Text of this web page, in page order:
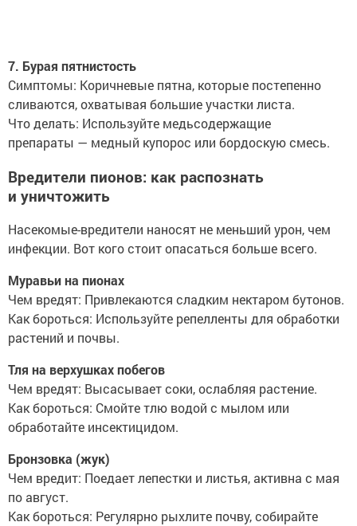
7. Бурая пятнистость
Симптомы: Коричневые пятна, которые постепенно
сливаются, охватывая большие участки листа.
Что делать: Используйте медьсодержащие
препараты — медный купорос или бордоскую смесь.
Вредители пионов: как распознать
и уничтожить
Насекомые-вредители наносят не меньший урон, чем
инфекции. Вот кого стоит опасаться больше всего.
Муравьи на пионах
Чем вредят: Привлекаются сладким нектаром бутонов.
Как бороться: Используйте репелленты для обработки
растений и почвы.
Тля на верхушках побегов
Чем вредят: Высасывает соки, ослабляя растение.
Как бороться: Смойте тлю водой с мылом или
обработайте инсектицидом.
Бронзовка (жук)
Чем вредит: Поедает лепестки и листья, активна с мая
по август.
Как бороться: Регулярно рыхлите почву, собирайте